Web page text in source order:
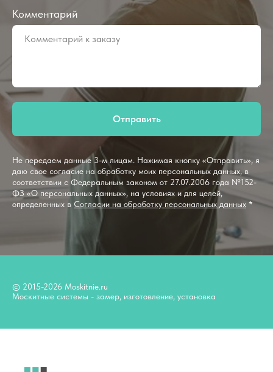
Комментарий
Отправить
Не передаем данные 3-м лицам. Нажимая кнопку «Отправить», я
даю свое согласие на обработку моих персональных данных, в
соответствии с Федеральным законом от 27.07.2006 года №152-
ФЗ «О персональных данных», на условиях и для целей,
определенных в Согласии на обработку персональных данных *
© 2015-2026 Moskitnie.ru
Москитные системы - замер, изготовление, установка